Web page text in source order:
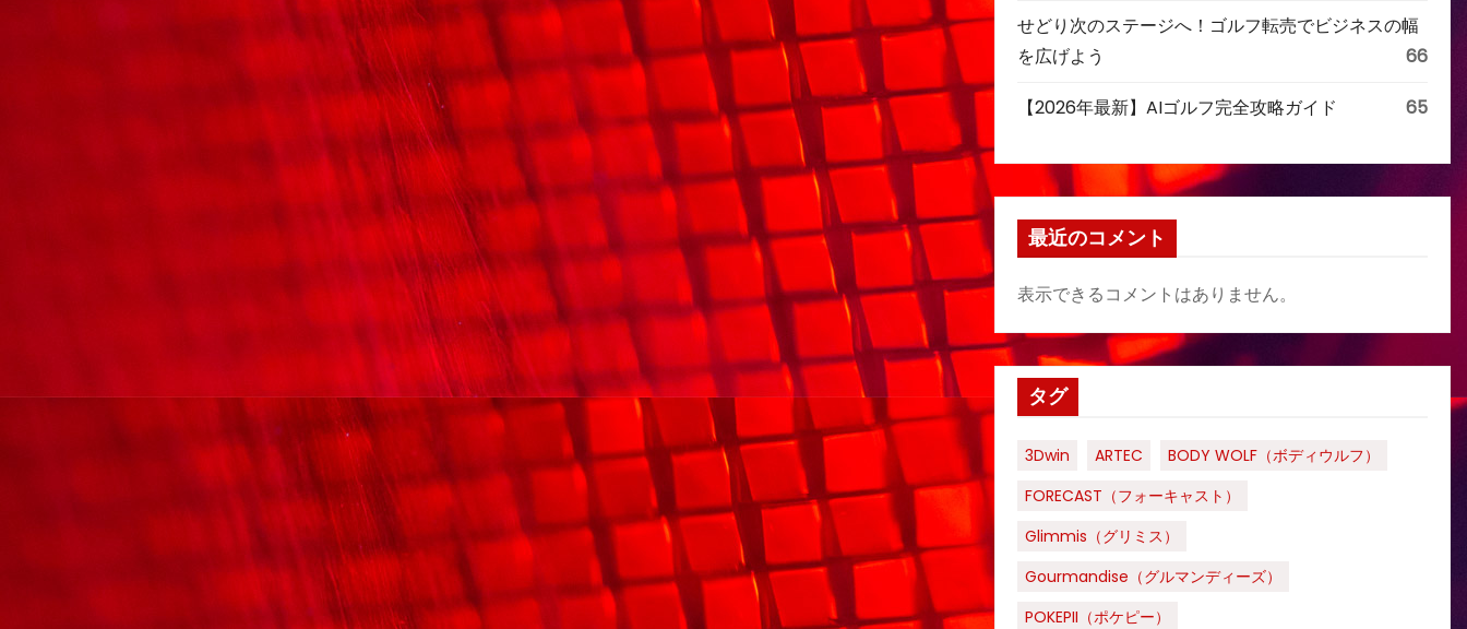
せどり次のステージへ！ゴルフ転売でビジネスの幅
を広げよう
66
【2026年最新】AIゴルフ完全攻略ガイド 65
最近のコメント
表示できるコメントはありません。
タグ
3Dwin ARTEC
BODY WOLF（ボディウルフ）
FORECAST（フォーキャスト）
Glimmis（グリミス）
Gourmandise（グルマンディーズ）
POKEPII（ポケピー）